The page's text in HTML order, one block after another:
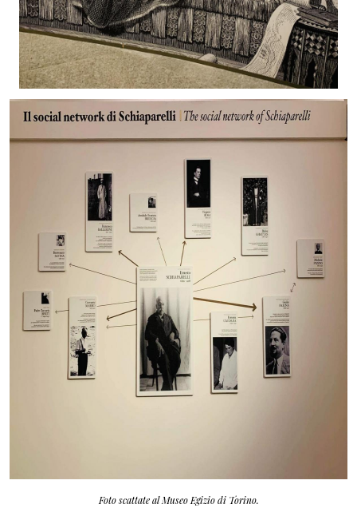
Foto scattate al Museo Egizio di Torino.